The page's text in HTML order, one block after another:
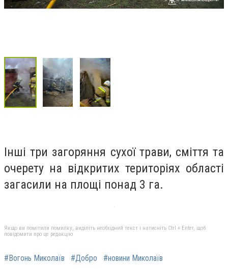
Інші три загоряння сухої трави, сміття та
очерету на відкритих територіях області
загасили на площі понад 3 га.
Якщо ви помітили помилку, виділіть необхідний текст і натисніть Ctrl + Enter, щоб
повідомити про це редакцію
#Вогонь Миколаїв #Добро #новини Миколаїв